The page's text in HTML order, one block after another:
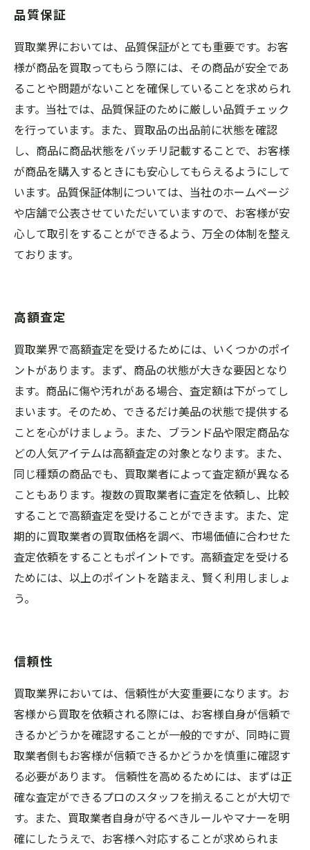
品質保証
買取業界においては、品質保証がとても重要です。お客
様が商品を買取ってもらう際には、その商品が安全であ
ることや問題がないことを確保していることを求められ
ます。当社では、品質保証のために厳しい品質チェック
を行っています。また、買取品の出品前に状態を確認
し、商品に商品状態をバッチリ記載することで、お客様
が商品を購入するときにも安心してもらえるようにして
います。品質保証体制については、当社のホームページ
や店舗で公表させていただいていますので、お客様が安
心して取引をすることができるよう、万全の体制を整え
ております。
高額査定
買取業界で高額査定を受けるためには、いくつかのポイ
ントがあります。まず、商品の状態が大きな要因となり
ます。商品に傷や汚れがある場合、査定額は下がってし
まいます。そのため、できるだけ美品の状態で提供する
ことを心がけましょう。また、ブランド品や限定商品な
どの人気アイテムは高額査定の対象となります。また、
同じ種類の商品でも、買取業者によって査定額が異なる
こともあります。複数の買取業者に査定を依頼し、比較
することで高額査定を受けることができます。また、定
期的に買取業者の買取価格を調べ、市場価値に合わせた
査定依頼をすることもポイントです。高額査定を受ける
ためには、以上のポイントを踏まえ、賢く利用しましょ
う。
信頼性
買取業界においては、信頼性が大変重要になります。お
客様から買取を依頼される際には、お客様自身が信頼で
きるかどうかを確認することが一般的ですが、同時に買
取業者側もお客様が信頼できるかどうかを慎重に確認す
る必要があります。 信頼性を高めるためには、まずは正
確な査定ができるプロのスタッフを揃えることが大切で
す。また、買取業者自身が守るべきルールやマナーを明
確にしたうえで、お客様へ対応することが求められま